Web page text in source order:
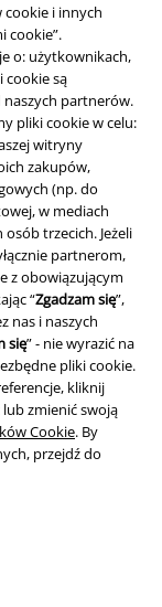
i innych
cookie”.
o: użytkownikach,
cookie są
naszych partnerów.
pliki cookie w celu:
witryny
zakupów,
(np. do
w mediach
trzecich. Jeżeli
partnerom,
z obowiązującym
“Zgadzam się”,
nas i naszych
się” - nie wyrazić na
pliki cookie.
kliknij
lub zmienić swoją
Cookie. By
przejdź do
z nowych